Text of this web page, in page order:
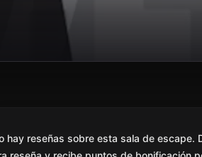
hay reseñas sobre esta sala de escape.